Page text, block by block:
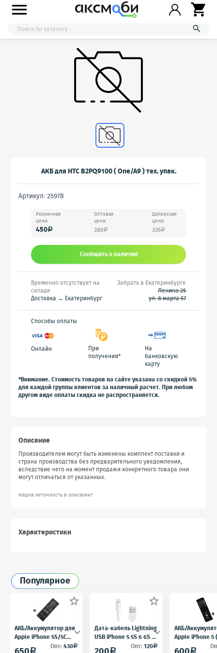



АКБ для HTC B2PQ9100 ( One/A9 ) тех. упак.
Артикул: 25978
Розничная
цена:
450a
Оптовая
цена:
380 a
Дилерская
цена:
335a
Сообщить o наличии
Временно отсутствует на
складе
Доставка → Екатеринбург
Забрать в Екатеринбурге
Ленина 25
ул. 8 марта 57
Способы оплаты
Онлайн
При
получении*
На
банковскую
карту
*Внимание. Стоимость товаров на сайте указана со скидкой 5%
для каждой группы клиентов за наличный расчет. При любом
другом виде оплаты скидка не распространяется.
Описание
Производителем могут быть изменены комплект поставки и
страна производства без предварительного уведомления,
вследствие чего на момент продажи конкретного товара они
могут отличаться от указанных.
Нашли неточность в описании?
Характеристики
Популярное

АКБ/Аккумулятор для
Apple iPhone 5S/5C
(Айфон 5C/5Ц) тех.
a Опт:430a

Дата-кабель Lightning
USB iPhone 5 5S 6 6S 7
для iPad 4 iPad mini
a Опт:120a
АКБ/
Apple iPhone
5) тех.
a